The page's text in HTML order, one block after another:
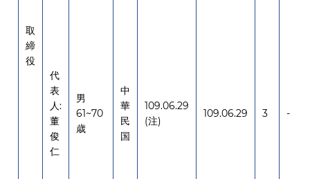
取
締
役
代
表
人:
董
俊
仁
男
61~70
歳
中
華
民
国
109.06.29
(注)
109.06.29 3 -